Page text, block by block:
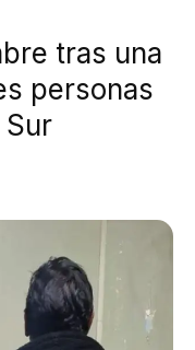
tras una
personas